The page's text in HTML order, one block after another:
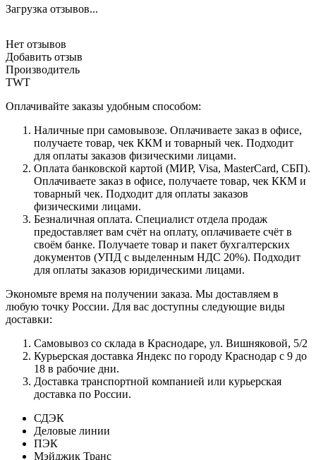
Загрузка отзывов...
Нет отзывов
Добавить отзыв
Производитель
TWT
Оплачивайте заказы удобным способом:
Наличные при самовывозе. Оплачиваете заказ в офисе,
получаете товар, чек ККМ и товарный чек. Подходит
для оплаты заказов физическими лицами.
Оплата банковской картой (МИР, Visa, MasterCard, СБП).
Оплачиваете заказ в офисе, получаете товар, чек ККМ и
товарный чек. Подходит для оплаты заказов
физическими лицами.
Безналичная оплата. Специалист отдела продаж
предоставляет вам счёт на оплату, оплачиваете счёт в
своём банке. Получаете товар и пакет бухгалтерских
документов (УПД с выделенным НДС 20%). Подходит
для оплаты заказов юридическими лицами.
Экономьте время на получении заказа. Мы доставляем в
любую точку России. Для вас доступны следующие виды
доставки:
Самовывоз со склада в Краснодаре, ул. Вишняковой, 5/2
Курьерская доставка Яндекс по городу Краснодар с 9 до
18 в рабочие дни.
Доставка транспортной компанией или курьерская
доставка по России.
СДЭК
Деловые линии
ПЭК
Мэйджик Транс